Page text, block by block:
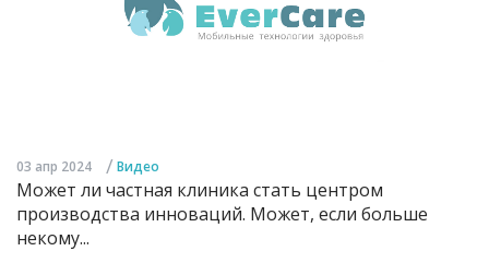
03 апр 2024 / Видео
Может ли частная клиника стать центром
производства инноваций. Может, если больше
некому...